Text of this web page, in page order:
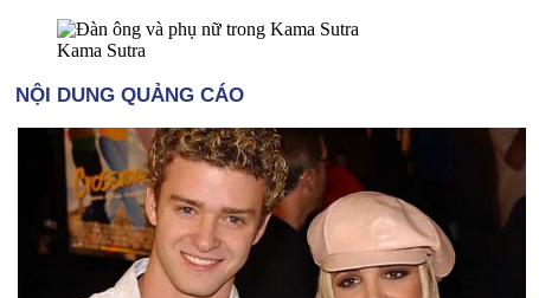
Kama Sutra